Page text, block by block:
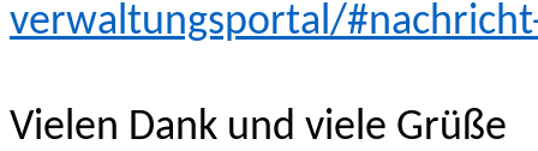
verwaltungsportal/
Vielen Dank und viele Grüße